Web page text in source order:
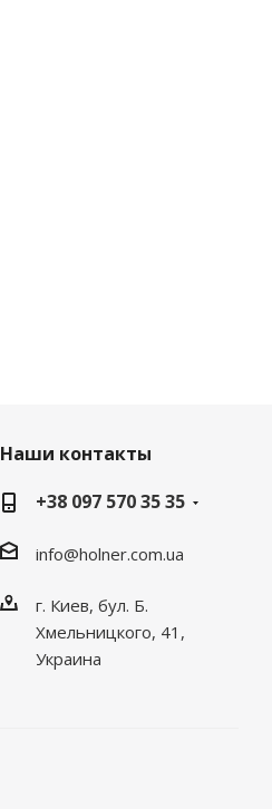
Наши контакты
+38 097 570 35 35
info@holner.com.ua
г. Киев, бул. Б.
Хмельницкого, 41,
Украина